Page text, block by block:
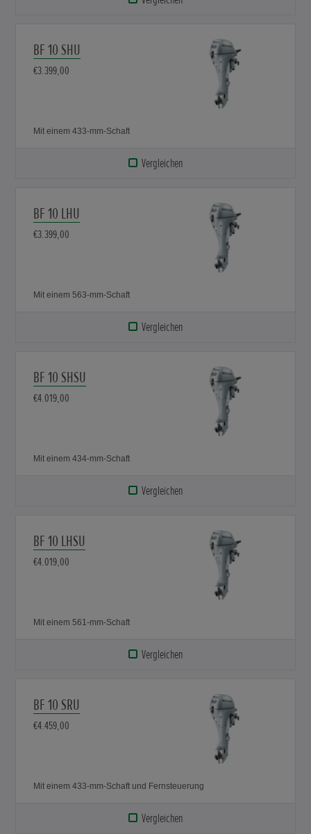
BF 10 SHU
€3.399,00
Mit einem 433-mm-Schaft
Vergleichen
BF 10 LHU
€3.399,00
Mit einem 563-mm-Schaft
Vergleichen
BF 10 SHSU
€4.019,00
Mit einem 434-mm-Schaft
Vergleichen
BF 10 LHSU
€4.019,00
Mit einem 561-mm-Schaft
Vergleichen
BF 10 SRU
€4.459,00
Mit einem 433-mm-Schaft und Fernsteuerung
Vergleichen